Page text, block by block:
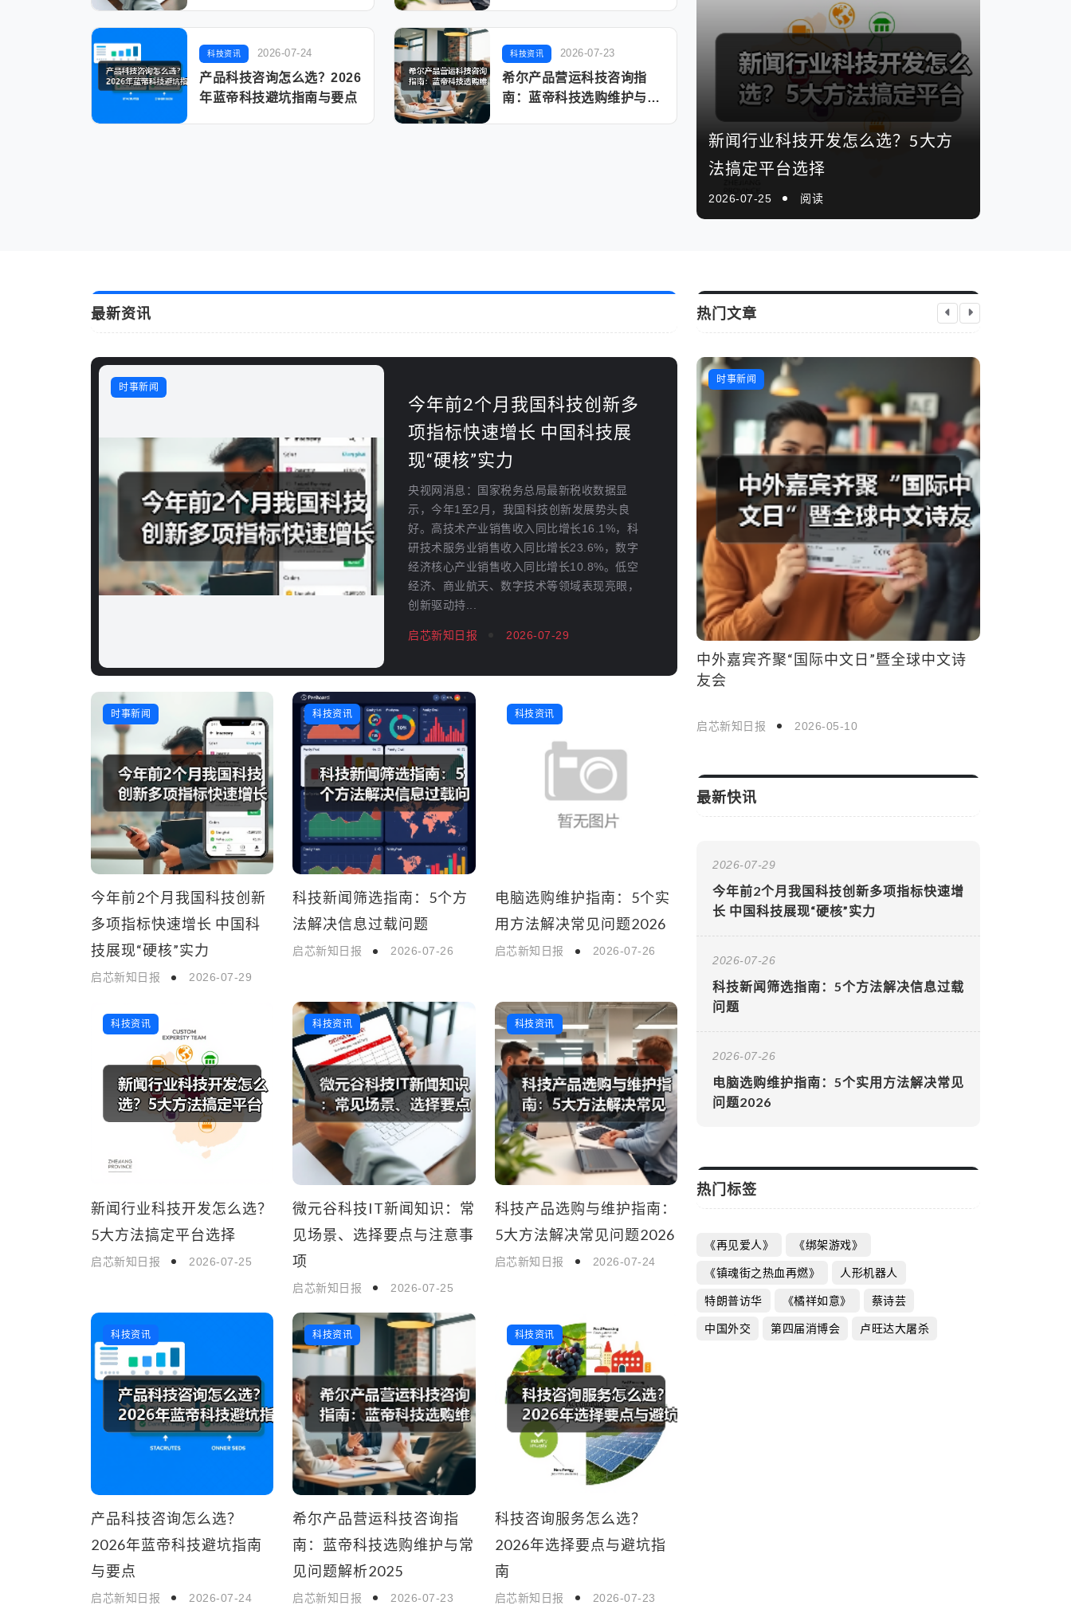
科技资讯 2026-07-24
产品科技咨询怎么选？2026
年蓝帝科技避坑指南与要点
科技资讯 2026-07-23
希尔产品营运科技咨询指
南：蓝帝科技选购维护与常
新闻行业科技开发怎么选？5大方
法搞定平台选择
2026-07-25 阅读
最新资讯
时事新闻
今年前2个月我国科技创新多
项指标快速增长 中国科技展
现“硬核”实力
央视网消息：国家税务总局最新税收数据显
示，今年1至2月，我国科技创新发展势头良
好。高技术产业销售收入同比增长16.1%，科
研技术服务业销售收入同比增长23.6%，数字
经济核心产业销售收入同比增长10.8%。低空
经济、商业航天、数字技术等领域表现亮眼，
创新驱动持...
启芯新知日报 2026-07-29
时事新闻
今年前2个月我国科技创新
多项指标快速增长 中国科
技展现“硬核”实力
启芯新知日报 2026-07-29
科技资讯
科技新闻筛选指南：5个方
法解决信息过载问题
启芯新知日报 2026-07-26
科技资讯
电脑选购维护指南：5个实
用方法解决常见问题2026
启芯新知日报 2026-07-26
科技资讯
新闻行业科技开发怎么选？
5大方法搞定平台选择
启芯新知日报 2026-07-25
科技资讯
微元谷科技IT新闻知识：常
见场景、选择要点与注意事
项
启芯新知日报 2026-07-25
科技资讯
科技产品选购与维护指南：
5大方法解决常见问题2026
启芯新知日报 2026-07-24
科技资讯
产品科技咨询怎么选？
2026年蓝帝科技避坑指南
与要点
启芯新知日报 2026-07-24
科技资讯
希尔产品营运科技咨询指
南：蓝帝科技选购维护与常
见问题解析2025
启芯新知日报 2026-07-23
科技资讯
科技咨询服务怎么选？
2026年选择要点与避坑指
南
启芯新知日报 2026-07-23
热门文章
时事新闻
人民之心｜“把人民放在心中最高位置”
友会
启芯新知日报 2026-05-10
时事新闻
在“实”字上下功夫 一体推进学查改（树立
和践行正确政绩观）
启芯新知日报 2026-04-27
最新快讯
2026-07-29
今年前2个月我国科技创新多项指标快速增
长 中国科技展现“硬核”实力
2026-07-26
科技新闻筛选指南：5个方法解决信息过载
问题
2026-07-26
电脑选购维护指南：5个实用方法解决常见
问题2026
热门标签
《再见爱人》 《绑架游戏》
《镇魂街之热血再燃》 人形机器人
特朗普访华 《橘祥如意》 蔡诗芸
中国外交 第四届消博会 卢旺达大屠杀